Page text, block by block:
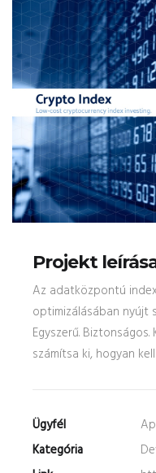
Projekt
Az adatközpontú
optimizálásában nyújt
Egyszerű.
számítsa ki, hogyan
Ügyfél
Kategória